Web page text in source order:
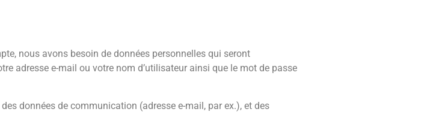
nous avons besoin de données personnelles qui seront
adresse e-mail ou votre nom d’utilisateur ainsi que le mot de passe
données de communication (adresse e-mail, par ex.), et des